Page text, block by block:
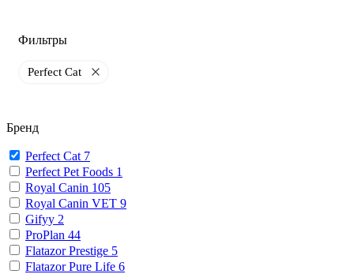
Фильтры
Perfect Cat
Бренд
Perfect Cat 7
Perfect Pet Foods 1
Royal Canin 105
Royal Canin VET 9
Gifyy 2
ProPlan 44
Flatazor Prestige 5
Flatazor Pure Life 6